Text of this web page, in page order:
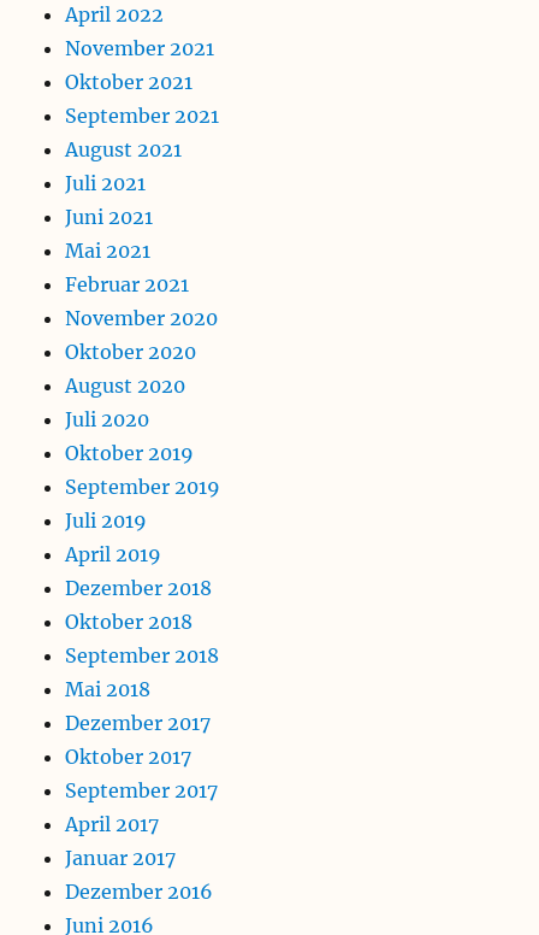
April 2022
November 2021
Oktober 2021
September 2021
August 2021
Juli 2021
Juni 2021
Mai 2021
Februar 2021
November 2020
Oktober 2020
August 2020
Juli 2020
Oktober 2019
September 2019
Juli 2019
April 2019
Dezember 2018
Oktober 2018
September 2018
Mai 2018
Dezember 2017
Oktober 2017
September 2017
April 2017
Januar 2017
Dezember 2016
Juni 2016